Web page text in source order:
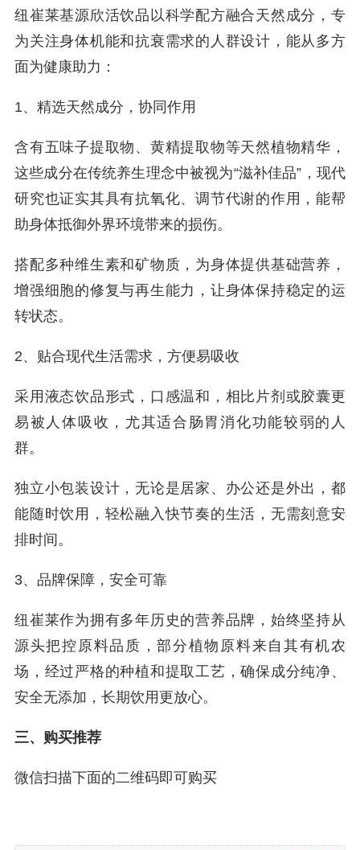
纽崔莱基源欣活饮品以科学配方融合天然成分，专
为关注身体机能和抗衰需求的人群设计，能从多方
面为健康助力：
1、精选天然成分，协同作用
含有五味子提取物、黄精提取物等天然植物精华，
这些成分在传统养生理念中被视为“滋补佳品”，现代
研究也证实其具有抗氧化、调节代谢的作用，能帮
助身体抵御外界环境带来的损伤。
搭配多种维生素和矿物质，为身体提供基础营养，
增强细胞的修复与再生能力，让身体保持稳定的运
转状态。
2、贴合现代生活需求，方便易吸收
采用液态饮品形式，口感温和，相比片剂或胶囊更
易被人体吸收，尤其适合肠胃消化功能较弱的人
群。
独立小包装设计，无论是居家、办公还是外出，都
能随时饮用，轻松融入快节奏的生活，无需刻意安
排时间。
3、品牌保障，安全可靠
纽崔莱作为拥有多年历史的营养品牌，始终坚持从
源头把控原料品质，部分植物原料来自其有机农
场，经过严格的种植和提取工艺，确保成分纯净、
安全无添加，长期饮用更放心。
三、购买推荐
微信扫描下面的二维码即可购买